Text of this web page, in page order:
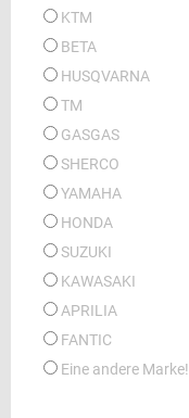
KTM
BETA
HUSQVARNA
TM
GASGAS
SHERCO
YAMAHA
HONDA
SUZUKI
KAWASAKI
APRILIA
FANTIC
Eine andere Marke!